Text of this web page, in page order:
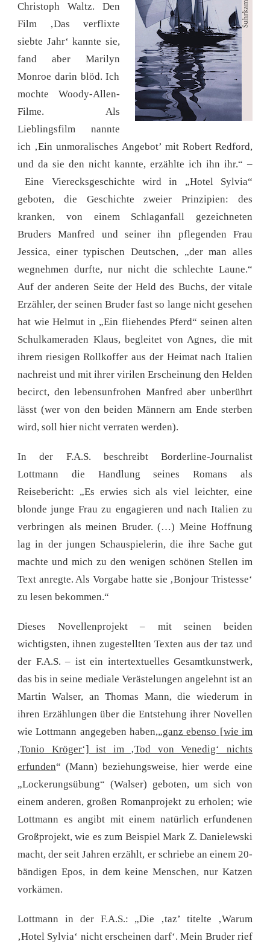
Christoph Waltz. Den
Film ‚Das verflixte
siebte Jahr‘ kannte sie,
fand aber Marilyn
Monroe darin blöd. Ich
mochte Woody-Allen-
Filme. Als
Lieblingsfilm nannte
ich ‚Ein unmoralisches Angebot’ mit Robert Redford,
und da sie den nicht kannte, erzählte ich ihn ihr.“ –
Eine Vierecksgeschichte wird in „Hotel Sylvia“
geboten, die Geschichte zweier Prinzipien: des
kranken, von einem Schlaganfall gezeichneten
Bruders Manfred und seiner ihn pflegenden Frau
Jessica, einer typischen Deutschen, „der man alles
wegnehmen durfte, nur nicht die schlechte Laune.“
Auf der anderen Seite der Held des Buchs, der vitale
Erzähler, der seinen Bruder fast so lange nicht gesehen
hat wie Helmut in „Ein fliehendes Pferd“ seinen alten
Schulkameraden Klaus, begleitet von Agnes, die mit
ihrem riesigen Rollkoffer aus der Heimat nach Italien
nachreist und mit ihrer virilen Erscheinung den Helden
becirct, den lebensunfrohen Manfred aber unberührt
lässt (wer von den beiden Männern am Ende sterben
wird, soll hier nicht verraten werden).
In der F.A.S. beschreibt Borderline-Journalist
Lottmann die Handlung seines Romans als
Reisebericht: „Es erwies sich als viel leichter, eine
blonde junge Frau zu engagieren und nach Italien zu
verbringen als meinen Bruder. (…) Meine Hoffnung
lag in der jungen Schauspielerin, die ihre Sache gut
machte und mich zu den wenigen schönen Stellen im
Text anregte. Als Vorgabe hatte sie ‚Bonjour Tristesse‘
zu lesen bekommen.“
Dieses Novellenprojekt – mit seinen beiden
wichtigsten, ihnen zugestellten Texten aus der taz und
der F.A.S. – ist ein intertextuelles Gesamtkunstwerk,
das bis in seine mediale Verästelungen angelehnt ist an
Martin Walser, an Thomas Mann, die wiederum in
ihren Erzählungen über die Entstehung ihrer Novellen
wie Lottmann angegeben haben,„ganz ebenso [wie im
,Tonio Kröger‘] ist im ‚Tod von Venedig‘ nichts
erfunden“ (Mann) beziehungsweise, hier werde eine
„Lockerungsübung“ (Walser) geboten, um sich von
einem anderen, großen Romanprojekt zu erholen; wie
Lottmann es angibt mit einem natürlich erfundenen
Großprojekt, wie es zum Beispiel Mark Z. Danielewski
macht, der seit Jahren erzählt, er schriebe an einem 20-
bändigen Epos, in dem keine Menschen, nur Katzen
vorkämen.
Lottmann in der F.A.S.: „Die ‚taz’ titelte ‚Warum
‚Hotel Sylvia‘ nicht erscheinen darf‘. Mein Bruder rief